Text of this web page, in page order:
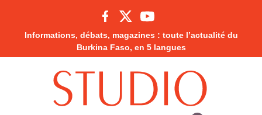
Informations, débats, magazines : toute l’actualité du
Burkina Faso, en 5 langues